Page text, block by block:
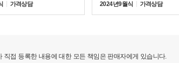
가격상담
2024년 9월식
가격상담
접 등록한 내용에 대한 모든 책임은 판매자에게 있습니다.